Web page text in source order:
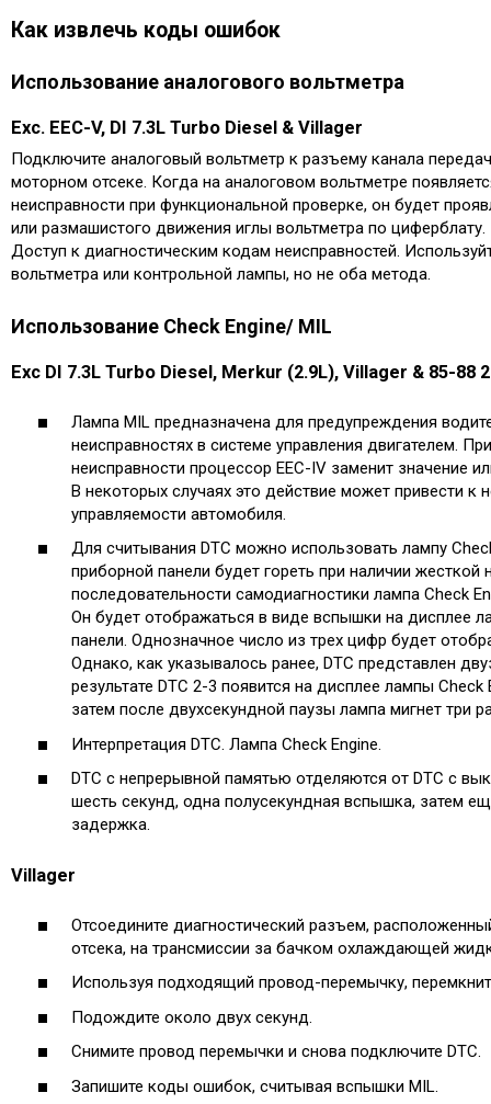
Как извлечь коды ошибок
Использование аналогового вольтметра
Exc. EEC-V, DI 7.3L Turbo Diesel & Villager
Подключите аналоговый вольтметр к разъему канала
моторном отсеке. Когда на аналоговом вольтметре
неисправности при функциональной проверке, он будет
или размашистого движения иглы вольтметра по циферблату.
Доступ к диагностическим кодам неисправностей.
вольтметра или контрольной лампы, но не оба метода.
Использование Check Engine/ MIL
Exc DI 7.3L Turbo Diesel, Merkur (2.9L), Villager & 85-88
Лампа MIL предназначена для предупреждения
неисправностях в системе управления двигателем.
неисправности процессор EEC-IV заменит значение
В некоторых случаях это действие может привести к
управляемости автомобиля.
Для считывания DTC можно использовать лампу
приборной панели будет гореть при наличии жесткой
последовательности самодиагностики лампа Check
Он будет отображаться в виде вспышки на дисплее
панели. Однозначное число из трех цифр будет
Однако, как указывалось ранее, DTC представлен
результате DTC 2-3 появится на дисплее лампы
затем после двухсекундной паузы лампа мигнет три
Интерпретация DTC. Лампа Check Engine.
DTC с непрерывной памятью отделяются от DTC с
шесть секунд, одна полусекундная вспышка, затем
задержка.
Villager
Отсоедините диагностический разъем,
отсека, на трансмиссии за бачком охлаждающей
Используя подходящий провод-перемычку,
Подождите около двух секунд.
Снимите провод перемычки и снова подключите DTC.
Запишите коды ошибок, считывая вспышки MIL.